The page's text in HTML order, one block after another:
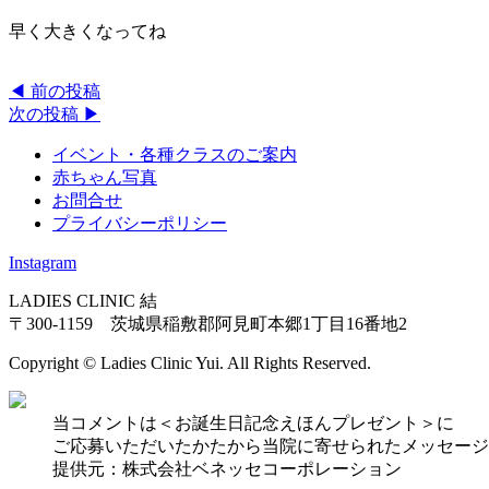
早く大きくなってね
◀︎ 前の投稿
次の投稿 ▶︎
イベント・各種クラスのご案内
赤ちゃん写真
お問合せ
プライバシーポリシー
Instagram
LADIES CLINIC 結
〒300-1159 茨城県稲敷郡阿見町本郷1丁目16番地2
Copyright © Ladies Clinic Yui. All Rights Reserved.
当コメントは＜お誕生日記念えほんプレゼント＞に
ご応募いただいたかたから当院に寄せられたメッセー
提供元：株式会社ベネッセコーポレーション